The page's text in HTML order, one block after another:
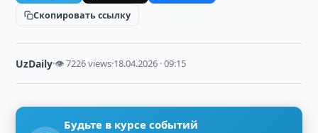
Скопировать ссылку
UzDaily·👁 7226 views·18.04.2026 · 09:15
Будьте в курсе событий